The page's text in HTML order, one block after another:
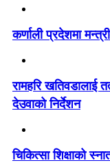
कर्णाली प्रदेशमा
रामहरि खतिवडालाई
देउवाको निर्देशन
चिकित्सा शिक्षाको